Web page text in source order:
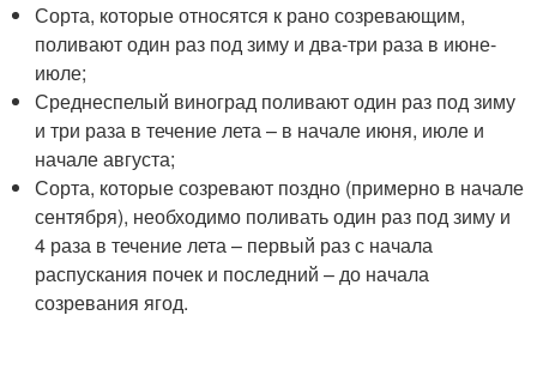
Сорта, которые относятся к рано созревающим,
поливают один раз под зиму и два-три раза в июне-
июле;
Среднеспелый виноград поливают один раз под зиму
и три раза в течение лета – в начале июня, июле и
начале августа;
Сорта, которые созревают поздно (примерно в начале
сентября), необходимо поливать один раз под зиму и
4 раза в течение лета – первый раз с начала
распускания почек и последний – до начала
созревания ягод.